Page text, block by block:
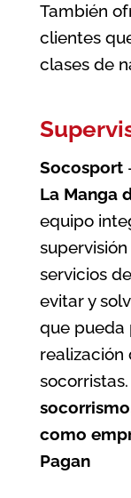
También
clientes
clases de
Socosport
La Manga
equipo
servicios
evitar y
que pueda
realización
socorristas.
como
Pagan